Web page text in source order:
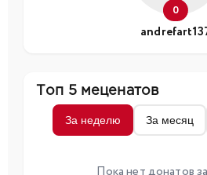
0
Топ 5 меценатов
За неделю За месяц